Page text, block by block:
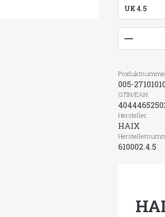
005-
GTIN/EAN:
Hersteller:
HAIX
610002.4.5